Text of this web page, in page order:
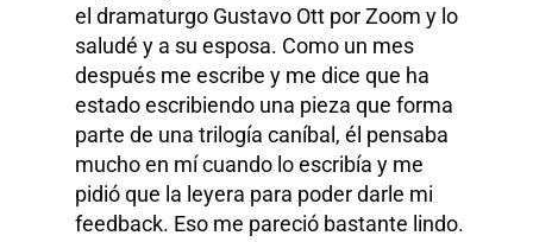
el dramaturgo Gustavo Ott por Zoom y lo
saludé y a su esposa. Como un mes
después me escribe y me dice que ha
estado escribiendo una pieza que forma
parte de una trilogía caníbal, él pensaba
mucho en mí cuando lo escribía y me
pidió que la leyera para poder darle mi
feedback. Eso me pareció bastante lindo.